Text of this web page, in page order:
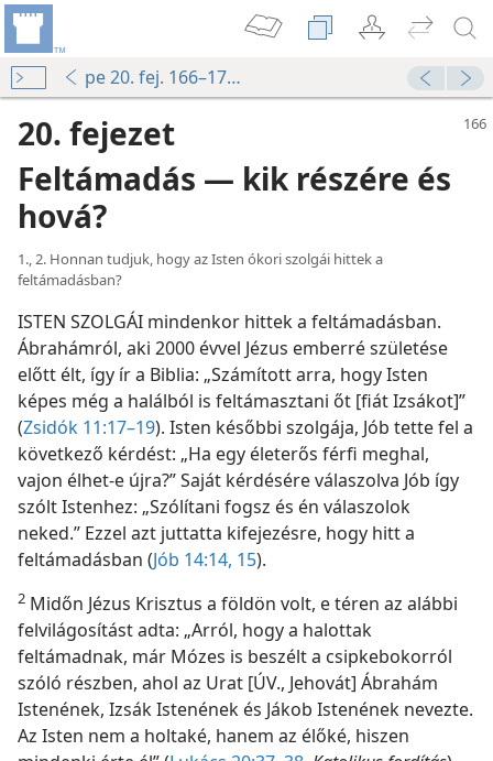
pe 20. fej. 166–174. o.
20. fejezet
Feltámadás — kik részére és
hová?
1., 2. Honnan tudjuk, hogy az Isten ókori szolgái hittek a
feltámadásban?
ISTEN SZOLGÁI mindenkor hittek a feltámadásban.
Ábrahámról, aki 2000 évvel Jézus emberré születése
előtt élt, így ír a Biblia: „Számított arra, hogy Isten
képes még a halálból is feltámasztani őt [fiát Izsákot]”
(Zsidók 11:17–19). Isten későbbi szolgája, Jób tette fel a
következő kérdést: „Ha egy életerős férfi meghal,
vajon élhet-e újra?” Saját kérdésére válaszolva Jób így
szólt Istenhez: „Szólítani fogsz és én válaszolok
neked.” Ezzel azt juttatta kifejezésre, hogy hitt a
feltámadásban (Jób 14:14, 15).
2 Midőn Jézus Krisztus a földön volt, e téren az alábbi
felvilágosítást adta: „Arról, hogy a halottak
feltámadnak, már Mózes is beszélt a csipkebokorról
szóló részben, ahol az Urat [ÚV., Jehovát] Ábrahám
Istenének, Izsák Istenének és Jákob Istenének nevezte.
Az Isten nem a holtaké, hanem az élőké, hiszen